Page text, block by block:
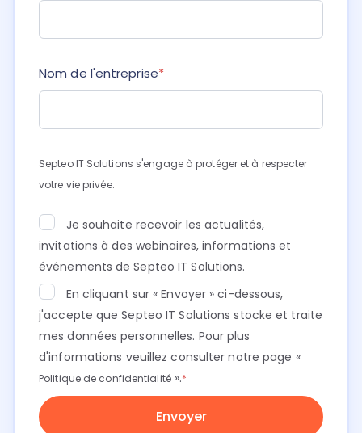
Nom de l'entreprise*
Septeo IT Solutions s'engage à protéger et à respecter
votre vie privée.
Je souhaite recevoir les actualités,
invitations à des webinaires, informations et
événements de Septeo IT Solutions.
En cliquant sur « Envoyer » ci-dessous,
j'accepte que Septeo IT Solutions stocke et traite
mes données personnelles. Pour plus
d'informations veuillez consulter notre page «
Politique de confidentialité».*